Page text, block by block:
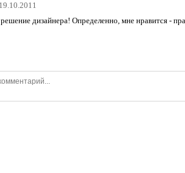
дизайнера! Определенно, мне нравится -